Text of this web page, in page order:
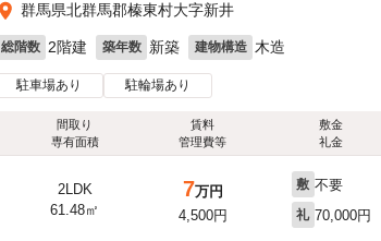
群馬県北群馬郡榛東村大字新井
総階数 2階建 築年数 新築 建物構造 木造
駐車場あり 駐輪場あり
間取り
専有面積
賃料
管理費等
敷金
礼金
2LDK
61.48㎡
7万円
4,500円
敷 不要
礼 70,000円